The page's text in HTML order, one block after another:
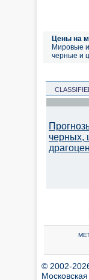
Цены на
Мировые
черные и
черных,
© 2002-